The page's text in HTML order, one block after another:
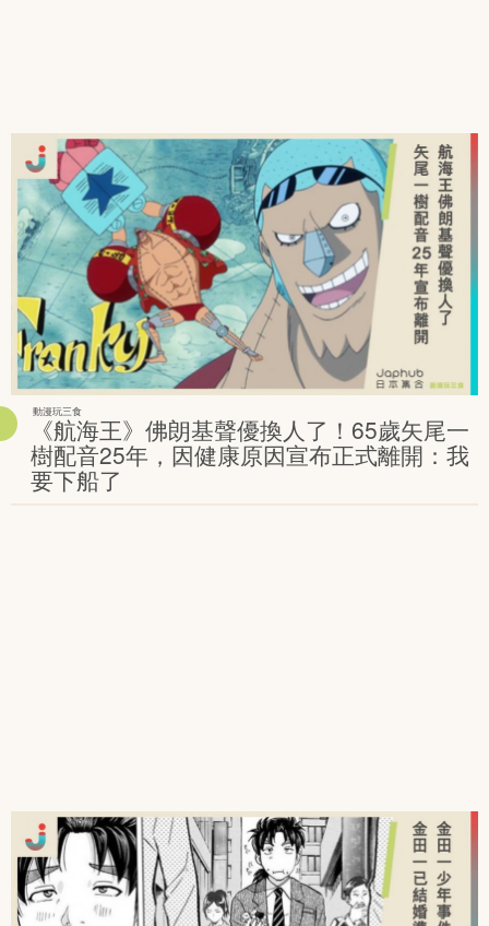
動漫玩三食
《航海王》佛朗基聲優換人了！65歲矢尾一
樹配音25年，因健康原因宣布正式離開：我
要下船了